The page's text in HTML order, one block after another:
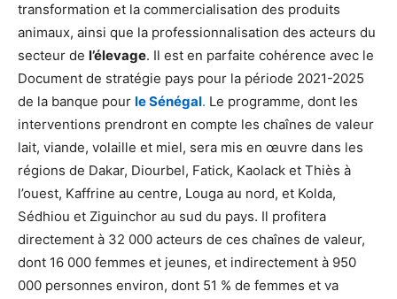
transformation et la commercialisation des produits
animaux, ainsi que la professionnalisation des acteurs du
secteur de l’élevage. Il est en parfaite cohérence avec le
Document de stratégie pays pour la période 2021-2025
de la banque pour le Sénégal. Le programme, dont les
interventions prendront en compte les chaînes de valeur
lait, viande, volaille et miel, sera mis en œuvre dans les
régions de Dakar, Diourbel, Fatick, Kaolack et Thiès à
l’ouest, Kaffrine au centre, Louga au nord, et Kolda,
Sédhiou et Ziguinchor au sud du pays. Il profitera
directement à 32 000 acteurs de ces chaînes de valeur,
dont 16 000 femmes et jeunes, et indirectement à 950
000 personnes environ, dont 51 % de femmes et va